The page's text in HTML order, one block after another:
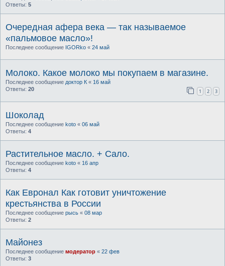
Ответы: 5
Очередная афера века — так называемое
«пальмовое масло»!
Последнее сообщение IGORko « 24 май
Молоко. Какое молоко мы покупаем в магазине.
Последнее сообщение доктор К « 16 май
Ответы: 20 1 2 3
Шоколад
Последнее сообщение koto « 06 май
Ответы: 4
Растительное масло. + Сало.
Последнее сообщение koto « 16 апр
Ответы: 4
Как Евронал Как готовит уничтожение
крестьянства в России
Последнее сообщение рысь « 08 мар
Ответы: 2
Майонез
Последнее сообщение модератор « 22 фев
Ответы: 3